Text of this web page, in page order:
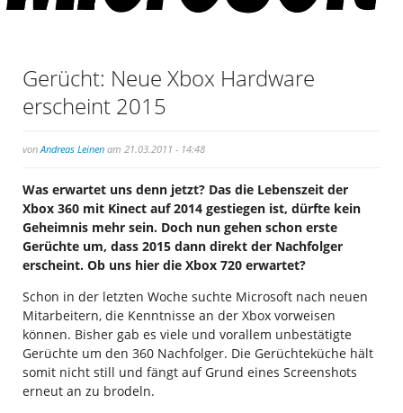
Gerücht: Neue Xbox Hardware
erscheint 2015
vonAndreas Leinen am 21.03.2011 - 14:48
Was erwartet uns denn jetzt? Das die Lebenszeit der
Xbox 360 mit Kinect auf 2014 gestiegen ist, dürfte kein
Geheimnis mehr sein. Doch nun gehen schon erste
Gerüchte um, dass 2015 dann direkt der Nachfolger
erscheint. Ob uns hier die Xbox 720 erwartet?
Schon in der letzten Woche suchte Microsoft nach neuen
Mitarbeitern, die Kenntnisse an der Xbox vorweisen
können. Bisher gab es viele und vorallem unbestätigte
Gerüchte um den 360 Nachfolger. Die Gerüchteküche hält
somit nicht still und fängt auf Grund eines Screenshots
erneut an zu brodeln.